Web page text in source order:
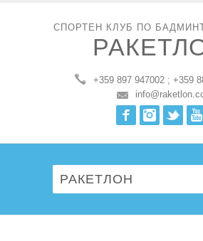
СПОРТЕН КЛУБ ПО
+359 897 947002 ; +359
FacebookInstagram
РАКЕТЛОН